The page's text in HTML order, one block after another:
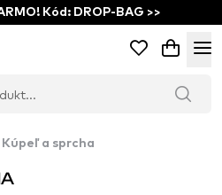
Kód: DROP-BAG >>
Kúpeľ a sprcha